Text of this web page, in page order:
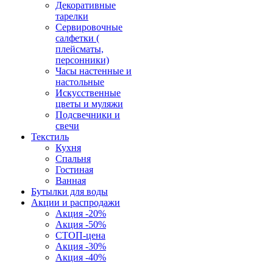
Декоративные
тарелки
Сервировочные
салфетки (
плейсматы,
персонники)
Часы настенные и
настольные
Искусственные
цветы и муляжи
Подсвечники и
свечи
Текстиль
Кухня
Спальня
Гостиная
Ванная
Бутылки для воды
Акции и распродажи
Акция -20%
Акция -50%
СТОП-цена
Акция -30%
Акция -40%